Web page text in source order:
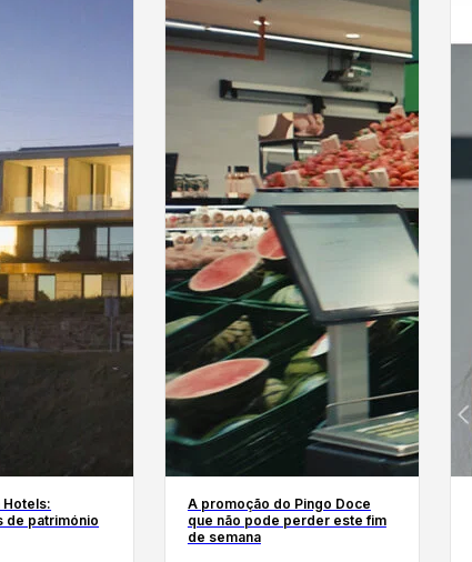
Hotels:
de património
A promoção do Pingo Doce
que não pode perder este fim
de semana